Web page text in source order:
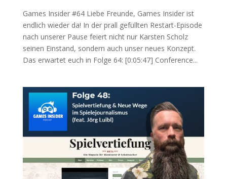
Games Insider #64 Liebe Freunde, Games Insider ist
endlich wieder da! In der prall gefüllten Restart-Episode
nach unserer Pause feiert nicht nur Karsten Scholz
seinen Einstand, sondern auch unser neues Konzept.
Das erwartet euch in Folge 64: [0:05:47] Conference...